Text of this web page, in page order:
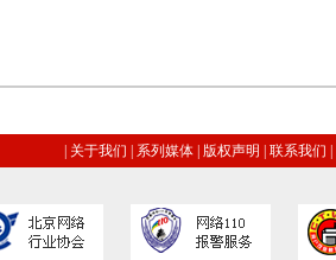
关于我们 系列媒体 版权声明 联系我们